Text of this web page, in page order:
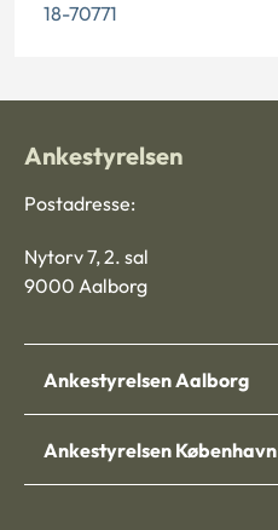
18-70771
Ankestyrelsen
Postadresse:
Nytorv 7, 2. sal
9000 Aalborg
Ankestyrelsen Aalborg
Ankestyrelsen København